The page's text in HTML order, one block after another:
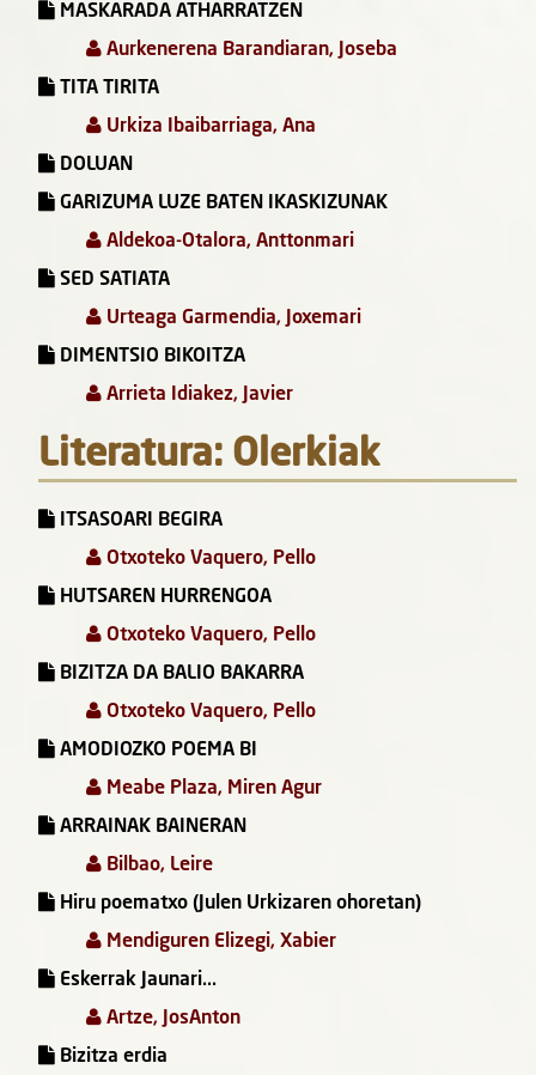
MASKARADA ATHARRATZEN
Aurkenerena Barandiaran, Joseba
TITA TIRITA
Urkiza Ibaibarriaga, Ana
DOLUAN
GARIZUMA LUZE BATEN IKASKIZUNAK
Aldekoa-Otalora, Anttonmari
SED SATIATA
Urteaga Garmendia, Joxemari
DIMENTSIO BIKOITZA
Arrieta Idiakez, Javier
Literatura: Olerkiak
ITSASOARI BEGIRA
Otxoteko Vaquero, Pello
HUTSAREN HURRENGOA
Otxoteko Vaquero, Pello
BIZITZA DA BALIO BAKARRA
Otxoteko Vaquero, Pello
AMODIOZKO POEMA BI
Meabe Plaza, Miren Agur
ARRAINAK BAINERAN
Bilbao, Leire
Hiru poematxo (Julen Urkizaren ohoretan)
Mendiguren Elizegi, Xabier
Eskerrak Jaunari...
Artze, JosAnton
Bizitza erdia